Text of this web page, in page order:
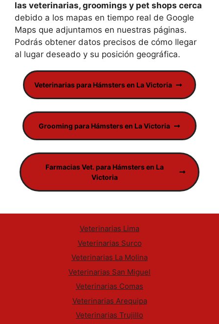
las veterinarias, groomings y pet shops cerca
debido a los mapas en tiempo real de Google
Maps que adjuntamos en nuestras páginas.
Podrás obtener datos precisos de cómo llegar
al lugar deseado y su posición geográfica.
Veterinarias para Hámsters en La Victoria
Grooming para Hámsters en La Victoria
Farmacias Vet. para Hámsters en La
Victoria
Veterinarias Lima
Veterinarias Surco
Veterinarias La Molina
Veterinarias San Miguel
Veterinarias Comas
Veterinarias Arequipa
Veterinarias Trujillo